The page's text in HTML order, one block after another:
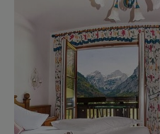
Parken
Kostenlose Parkplätze
Am Betrieb